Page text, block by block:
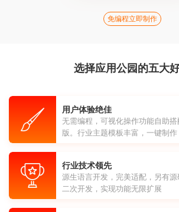
免编程立即制作
选择应用公园的五大
用户体验绝佳
无需编程，可视化操作功能自助
版。行业主题模板丰富，一键制作
行业技术领先
源生语言开发，完美适配，另有
二次开发，实现功能无限扩展